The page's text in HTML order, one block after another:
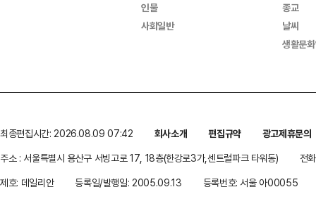
인물
사회일반
종교
날씨
생활문
최종편집시간: 2026.08.09 07:42 회사소개 편집규약
광고제휴문의
주소 : 서울특별시 용산구 서빙고로 17, 18층(한강로3가,센트럴파크 타워동)
전
제호: 데일리안
등록일/발행일: 2005.09.13 등록번호: 서울 아00055